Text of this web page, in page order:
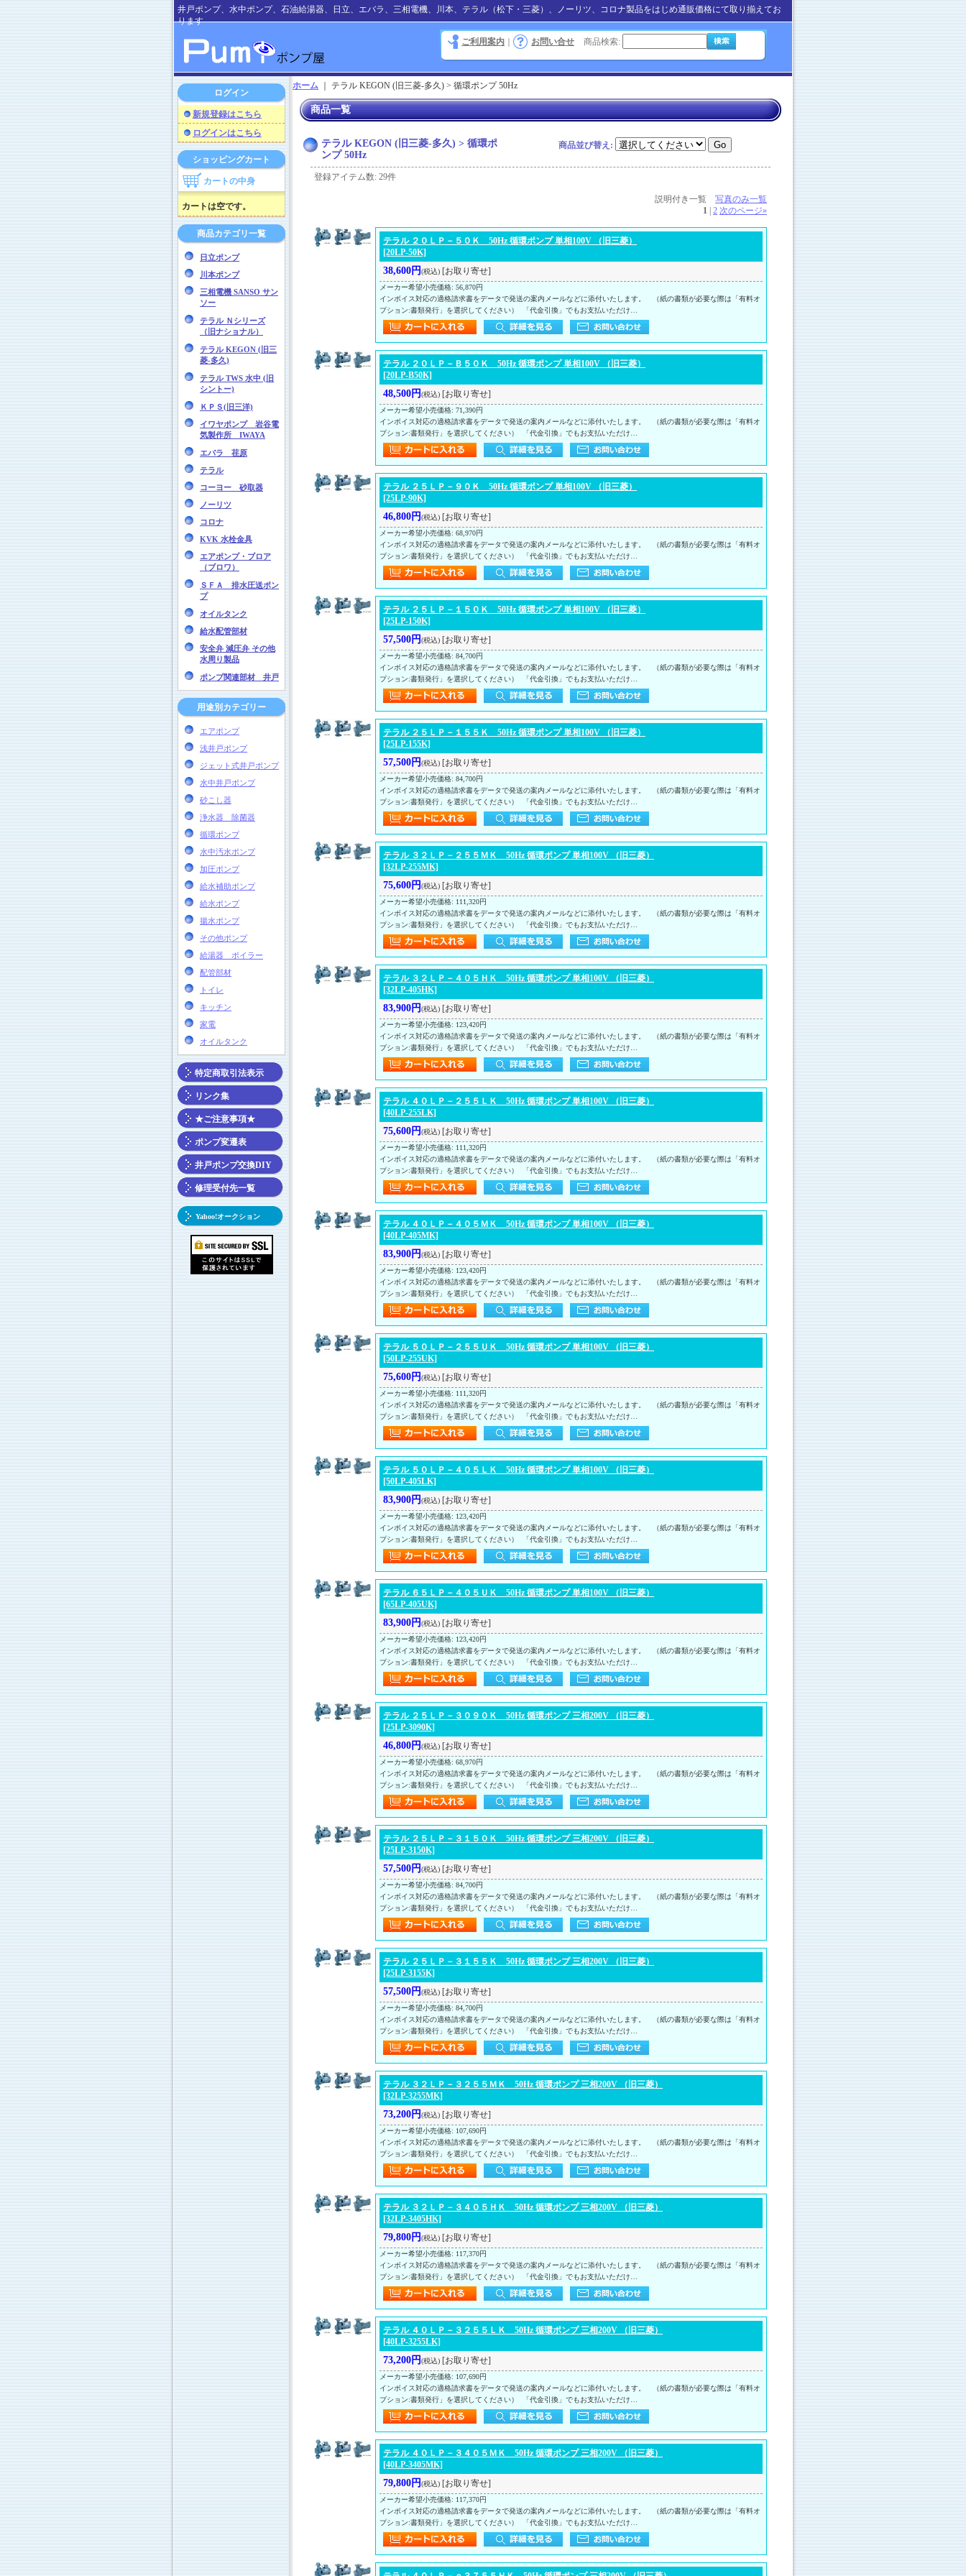
井戸ポンプ、水中ポンプ、石油給湯器、日立、エバラ、三相電機、川本、テラル（松下・三菱）、ノーリツ、コロナ製品をはじめ通販価格にて取り揃えてお
ります
ご利用案内 ｜ お問い合せ 商品検索:
ログイン
新規登録はこちら
ログインはこちら
ショッピングカート
カートの中身
カートは空です。
商品カテゴリ一覧
日立ポンプ
川本ポンプ
三相電機 SANSO サン
ソー
テラル Ｎシリーズ
（旧ナショナル）
テラル KEGON (旧三
菱-多久)
テラル TWS 水中 (旧
シントー)
ＫＰＳ(旧三洋)
イワヤポンプ 岩谷電
気製作所 IWAYA
エバラ 荏原
テラル
コーヨー 砂取器
ノーリツ
コロナ
KVK 水栓金具
エアポンプ・ブロア
（ブロワ）
ＳＦＡ 排水圧送ポン
プ
オイルタンク
給水配管部材
安全弁 減圧弁 その他
水周り製品
ポンプ関連部材 井戸
用途別カテゴリー
エアポンプ
浅井戸ポンプ
ジェット式井戸ポンプ
水中井戸ポンプ
砂こし器
浄水器 除菌器
循環ポンプ
水中汚水ポンプ
加圧ポンプ
給水補助ポンプ
給水ポンプ
揚水ポンプ
その他ポンプ
給湯器 ボイラー
配管部材
トイレ
キッチン
家電
オイルタンク
特定商取引法表示
リンク集
★ご注意事項★
ポンプ変遷表
井戸ポンプ交換DIY
修理受付先一覧
Yahoo!オークション
ホーム テラル KEGON (旧三菱-多久) > 循環ポンプ 50Hz
商品一覧
テラル KEGON (旧三菱-多久) > 循環ポ
ンプ 50Hz
商品並び替え :
登録アイテム数: 29件
説明付き一覧 写真のみ一覧
1 2 次のページ»
テラル ２０ＬＰ－５０Ｋ 50Hz 循環ポンプ 単相100V （旧三菱）
[20LP-50K]
38,600円(税込) [お取り寄せ]
メーカー希望小売価格: 56,870円
インボイス対応の適格請求書をデータで発送の案内メールなどに添付いたします。 （紙の書類が必要な際は「有料オ
プション:書類発行」を選択してください） 「代金引換」でもお支払いただけ…
テラル ２０ＬＰ－Ｂ５０Ｋ 50Hz 循環ポンプ 単相100V （旧三菱）
[20LP-B50K]
48,500円(税込) [お取り寄せ]
メーカー希望小売価格: 71,390円
インボイス対応の適格請求書をデータで発送の案内メールなどに添付いたします。 （紙の書類が必要な際は「有料オ
プション:書類発行」を選択してください） 「代金引換」でもお支払いただけ…
テラル ２５ＬＰ－９０Ｋ 50Hz 循環ポンプ 単相100V （旧三菱）
[25LP-90K]
46,800円(税込) [お取り寄せ]
メーカー希望小売価格: 68,970円
インボイス対応の適格請求書をデータで発送の案内メールなどに添付いたします。 （紙の書類が必要な際は「有料オ
プション:書類発行」を選択してください） 「代金引換」でもお支払いただけ…
テラル ２５ＬＰ－１５０Ｋ 50Hz 循環ポンプ 単相100V （旧三菱）
[25LP-150K]
57,500円(税込) [お取り寄せ]
メーカー希望小売価格: 84,700円
インボイス対応の適格請求書をデータで発送の案内メールなどに添付いたします。 （紙の書類が必要な際は「有料オ
プション:書類発行」を選択してください） 「代金引換」でもお支払いただけ…
テラル ２５ＬＰ－１５５Ｋ 50Hz 循環ポンプ 単相100V （旧三菱）
[25LP-155K]
57,500円(税込) [お取り寄せ]
メーカー希望小売価格: 84,700円
インボイス対応の適格請求書をデータで発送の案内メールなどに添付いたします。 （紙の書類が必要な際は「有料オ
プション:書類発行」を選択してください） 「代金引換」でもお支払いただけ…
テラル ３２ＬＰ－２５５ＭＫ 50Hz 循環ポンプ 単相100V （旧三菱）
[32LP-255MK]
75,600円(税込) [お取り寄せ]
メーカー希望小売価格: 111,320円
インボイス対応の適格請求書をデータで発送の案内メールなどに添付いたします。 （紙の書類が必要な際は「有料オ
プション:書類発行」を選択してください） 「代金引換」でもお支払いただけ…
テラル ３２ＬＰ－４０５ＨＫ 50Hz 循環ポンプ 単相100V （旧三菱）
[32LP-405HK]
83,900円(税込) [お取り寄せ]
メーカー希望小売価格: 123,420円
インボイス対応の適格請求書をデータで発送の案内メールなどに添付いたします。 （紙の書類が必要な際は「有料オ
プション:書類発行」を選択してください） 「代金引換」でもお支払いただけ…
テラル ４０ＬＰ－２５５ＬＫ 50Hz 循環ポンプ 単相100V （旧三菱）
[40LP-255LK]
75,600円(税込) [お取り寄せ]
メーカー希望小売価格: 111,320円
インボイス対応の適格請求書をデータで発送の案内メールなどに添付いたします。 （紙の書類が必要な際は「有料オ
プション:書類発行」を選択してください） 「代金引換」でもお支払いただけ…
テラル ４０ＬＰ－４０５ＭＫ 50Hz 循環ポンプ 単相100V （旧三菱）
[40LP-405MK]
83,900円(税込) [お取り寄せ]
メーカー希望小売価格: 123,420円
インボイス対応の適格請求書をデータで発送の案内メールなどに添付いたします。 （紙の書類が必要な際は「有料オ
プション:書類発行」を選択してください） 「代金引換」でもお支払いただけ…
テラル ５０ＬＰ－２５５ＵＫ 50Hz 循環ポンプ 単相100V （旧三菱）
[50LP-255UK]
75,600円(税込) [お取り寄せ]
メーカー希望小売価格: 111,320円
インボイス対応の適格請求書をデータで発送の案内メールなどに添付いたします。 （紙の書類が必要な際は「有料オ
プション:書類発行」を選択してください） 「代金引換」でもお支払いただけ…
テラル ５０ＬＰ－４０５ＬＫ 50Hz 循環ポンプ 単相100V （旧三菱）
[50LP-405LK]
83,900円(税込) [お取り寄せ]
メーカー希望小売価格: 123,420円
インボイス対応の適格請求書をデータで発送の案内メールなどに添付いたします。 （紙の書類が必要な際は「有料オ
プション:書類発行」を選択してください） 「代金引換」でもお支払いただけ…
テラル ６５ＬＰ－４０５ＵＫ 50Hz 循環ポンプ 単相100V （旧三菱）
[65LP-405UK]
83,900円(税込) [お取り寄せ]
メーカー希望小売価格: 123,420円
インボイス対応の適格請求書をデータで発送の案内メールなどに添付いたします。 （紙の書類が必要な際は「有料オ
プション:書類発行」を選択してください） 「代金引換」でもお支払いただけ…
テラル ２５ＬＰ－３０９０Ｋ 50Hz 循環ポンプ 三相200V （旧三菱）
[25LP-3090K]
46,800円(税込) [お取り寄せ]
メーカー希望小売価格: 68,970円
インボイス対応の適格請求書をデータで発送の案内メールなどに添付いたします。 （紙の書類が必要な際は「有料オ
プション:書類発行」を選択してください） 「代金引換」でもお支払いただけ…
テラル ２５ＬＰ－３１５０Ｋ 50Hz 循環ポンプ 三相200V （旧三菱）
[25LP-3150K]
57,500円(税込) [お取り寄せ]
メーカー希望小売価格: 84,700円
インボイス対応の適格請求書をデータで発送の案内メールなどに添付いたします。 （紙の書類が必要な際は「有料オ
プション:書類発行」を選択してください） 「代金引換」でもお支払いただけ…
テラル ２５ＬＰ－３１５５Ｋ 50Hz 循環ポンプ 三相200V （旧三菱）
[25LP-3155K]
57,500円(税込) [お取り寄せ]
メーカー希望小売価格: 84,700円
インボイス対応の適格請求書をデータで発送の案内メールなどに添付いたします。 （紙の書類が必要な際は「有料オ
プション:書類発行」を選択してください） 「代金引換」でもお支払いただけ…
テラル ３２ＬＰ－３２５５ＭＫ 50Hz 循環ポンプ 三相200V （旧三菱）
[32LP-3255MK]
73,200円(税込) [お取り寄せ]
メーカー希望小売価格: 107,690円
インボイス対応の適格請求書をデータで発送の案内メールなどに添付いたします。 （紙の書類が必要な際は「有料オ
プション:書類発行」を選択してください） 「代金引換」でもお支払いただけ…
テラル ３２ＬＰ－３４０５ＨＫ 50Hz 循環ポンプ 三相200V （旧三菱）
[32LP-3405HK]
79,800円(税込) [お取り寄せ]
メーカー希望小売価格: 117,370円
インボイス対応の適格請求書をデータで発送の案内メールなどに添付いたします。 （紙の書類が必要な際は「有料オ
プション:書類発行」を選択してください） 「代金引換」でもお支払いただけ…
テラル ４０ＬＰ－３２５５ＬＫ 50Hz 循環ポンプ 三相200V （旧三菱）
[40LP-3255LK]
73,200円(税込) [お取り寄せ]
メーカー希望小売価格: 107,690円
インボイス対応の適格請求書をデータで発送の案内メールなどに添付いたします。 （紙の書類が必要な際は「有料オ
プション:書類発行」を選択してください） 「代金引換」でもお支払いただけ…
テラル ４０ＬＰ－３４０５ＭＫ 50Hz 循環ポンプ 三相200V （旧三菱）
[40LP-3405MK]
79,800円(税込) [お取り寄せ]
メーカー希望小売価格: 117,370円
インボイス対応の適格請求書をデータで発送の案内メールなどに添付いたします。 （紙の書類が必要な際は「有料オ
プション:書類発行」を選択してください） 「代金引換」でもお支払いただけ…